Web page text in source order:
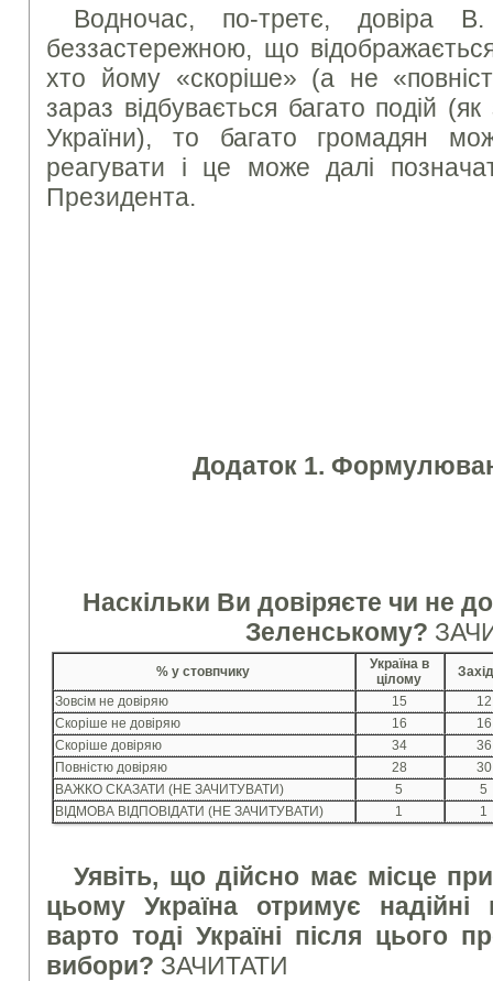
Водночас, по-третє, довіра
беззастережною, що
хто йому «скоріше» (а не
зараз відбувається багато подій (як
України), то багато громадян
реагувати і це може далі
Президента.
Додаток 1.
Наскільки Ви довіряєте чи не
Зеленському?
% у стовпчику
Україна в
цілому
Захід
Зовсім не довіряю
15
12
Скоріше не довіряю
16
16
Скоріше довіряю
34
36
Повністю довіряю
28
30
ВАЖКО СКАЗАТИ (НЕ ЗАЧИТУВАТИ)
5
5
ВІДМОВА ВІДПОВІДАТИ (НЕ ЗАЧИТУВАТИ)
1 1
Уявіть, що дійсно має місце
цьому Україна отримує надійні
варто тоді Україні після цього
вибори? ЗАЧИТАТИ